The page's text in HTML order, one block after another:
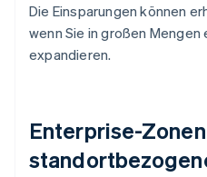
Die Einsparungen können
wenn Sie in großen
expandieren.
Enterprise-